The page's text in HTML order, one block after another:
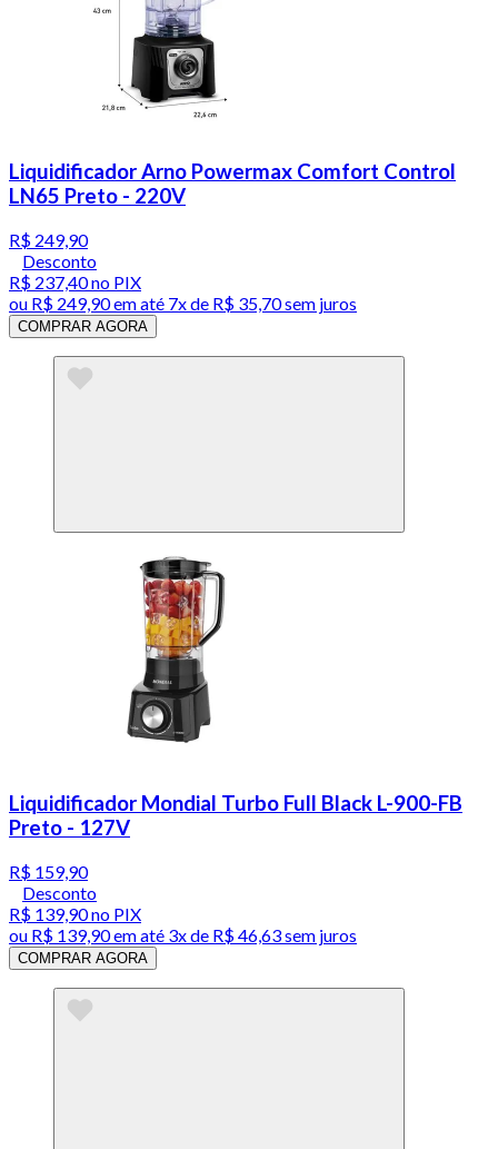
Liquidificador Arno Powermax Comfort Control
LN65 Preto - 220V
R$ 249,90
Desconto
R$ 237,40no PIX
ou R$ 249,90em até 7x de R$ 35,70 sem juros
COMPRAR AGORA
Liquidificador Mondial Turbo Full Black L-900-FB
Preto - 127V
R$ 159,90
Desconto
R$ 139,90no PIX
ou R$ 139,90em até 3x de R$ 46,63 sem juros
COMPRAR AGORA